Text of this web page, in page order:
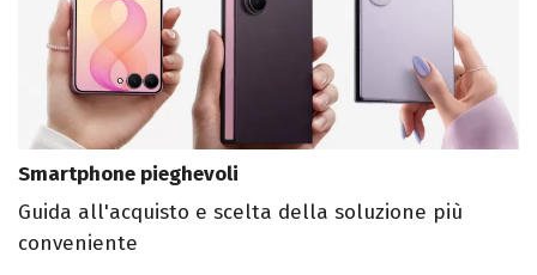
Smartphone pieghevoli
Guida all'acquisto e scelta della soluzione più
conveniente